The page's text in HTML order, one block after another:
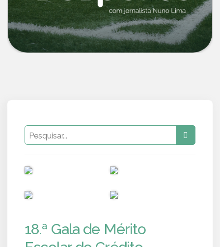
18.ª Gala de Mérito